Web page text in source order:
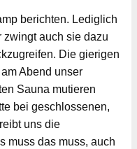
berichten. Lediglich
auch sie dazu
Die gierigen
Abend unser
Sauna mutieren
bei geschlossenen,
uns die
muss das muss, auch